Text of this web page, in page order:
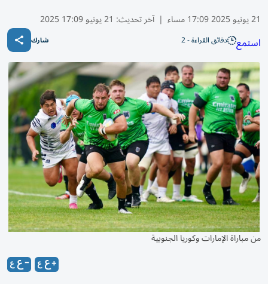
21 يونيو 2025 17:09 مساء | آخر تحديث: 21 يونيو 17:09 2025
استمع دقائق القراءة - 2 شارك
من مباراة الإمارات وكوريا الجنوبية